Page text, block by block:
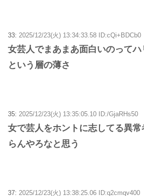
33: 2025/12/23(火) 13:34:33.58 ID:cQi+BDCb0
女芸人でまあまあ面白いのって
という層の薄さ
35: 2025/12/23(火) 13:35:05.10 ID:/GjaRHs50
女で芸人をホントに志してる異
らんやろなと思う
37: 2025/12/23(火) 13:38:25.06 ID:q2cmqv400